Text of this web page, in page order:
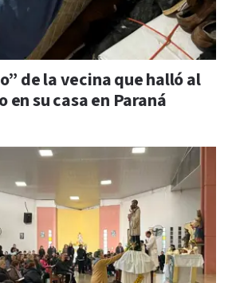
de la vecina que halló al
su casa en Paraná